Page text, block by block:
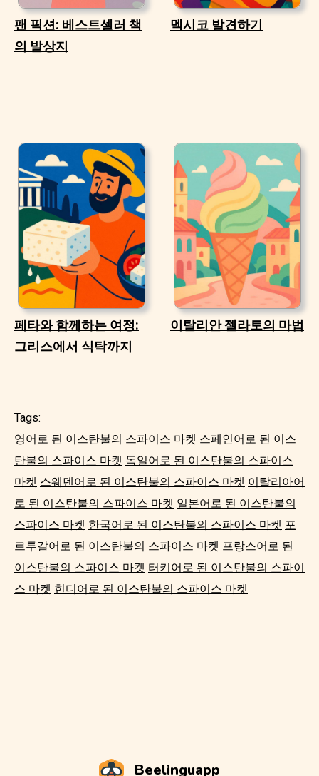
팬 픽션: 베스트셀러 책
의 발상지
멕시코 발견하기
페타와 함께하는 여정:
그리스에서 식탁까지
이탈리안 젤라토의 마법
Tags:
영어로 된 이스탄불의 스파이스 마켓 스페인어로 된 이스
탄불의 스파이스 마켓 독일어로 된 이스탄불의 스파이스
마켓 스웨덴어로 된 이스탄불의 스파이스 마켓 이탈리아어
로 된 이스탄불의 스파이스 마켓 일본어로 된 이스탄불의
스파이스 마켓 한국어로 된 이스탄불의 스파이스 마켓 포
르투갈어로 된 이스탄불의 스파이스 마켓 프랑스어로 된
이스탄불의 스파이스 마켓 터키어로 된 이스탄불의 스파이
스 마켓 힌디어로 된 이스탄불의 스파이스 마켓
Beelinguapp